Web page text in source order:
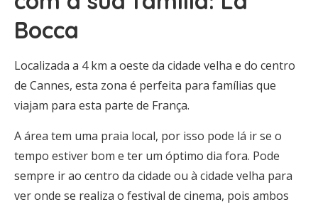
Bocca
Localizada a 4 km a oeste da cidade velha e do centro
de Cannes, esta zona é perfeita para famílias que
viajam para esta parte de França.
A área tem uma praia local, por isso pode lá ir se o
tempo estiver bom e ter um óptimo dia fora. Pode
sempre ir ao centro da cidade ou à cidade velha para
ver onde se realiza o festival de cinema, pois ambos